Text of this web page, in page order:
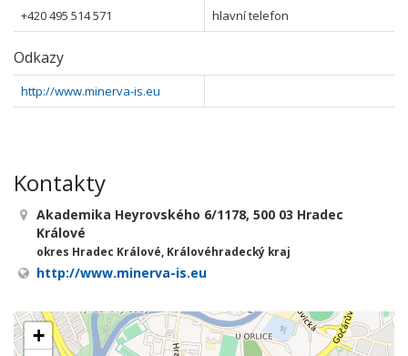
+420 495 514 571 hlavní telefon
Odkazy
http://www.minerva-is.eu
Kontakty
Akademika Heyrovského 6/1178, 500 03 Hradec
Králové
okres Hradec Králové, Královéhradecký kraj
http://www.minerva-is.eu
+